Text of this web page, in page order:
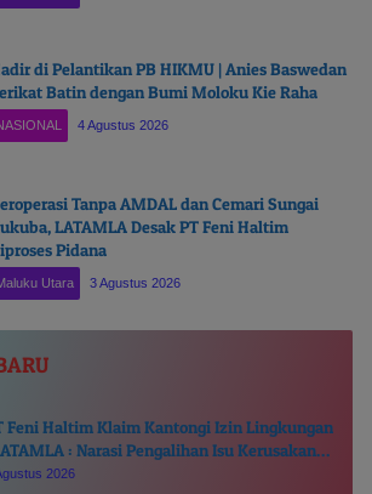
di Pelantikan PB HIKMU | Anies Baswedan
Batin dengan Bumi Moloku Kie Raha
4 Agustus 2026
Tanpa AMDAL dan Cemari Sungai
LATAMLA Desak PT Feni Haltim
Pidana
Utara 3 Agustus 2026
Feni Haltim Klaim Kantongi Izin Lingkungan
: Narasi Pengalihan Isu Kerusakan
Kukuba, Tantang Buka Dokumen ke Publik
2026